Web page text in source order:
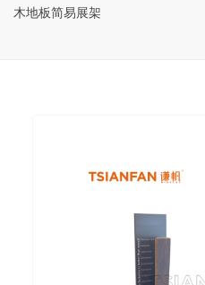
木地板简易展架